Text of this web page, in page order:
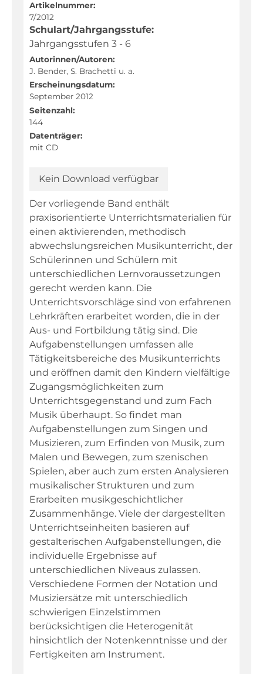
Geographie
Geschichte
Kunst
Latein
Mathematik
Musik
Naturwissenschaften
Philosophie
Religion
Sachunterricht
Sport
Technik
Textillehre
Weltkunde
Wirtschaft/Politik
Warenkorb
Kontakt
Fachportal
Artikelnummer:
7/2012
Schulart/Jahrgangsstufe:
Jahrgangsstufen 3 - 6
Autorinnen/Autoren:
J. Bender, S. Brachetti u. a.
Erscheinungsdatum:
September 2012
Seitenzahl:
144
Datenträger:
mit CD
Kein Download verfügbar
Der vorliegende Band enthält
praxisorientierte Unterrichtsmaterialien für
einen aktivierenden, methodisch
abwechslungsreichen Musikunterricht, der
Schülerinnen und Schülern mit
unterschiedlichen Lernvoraussetzungen
gerecht werden kann. Die
Unterrichtsvorschläge sind von erfahrenen
Lehrkräften erarbeitet worden, die in der
Aus- und Fortbildung tätig sind. Die
Aufgabenstellungen umfassen alle
Tätigkeitsbereiche des Musikunterrichts
und eröffnen damit den Kindern vielfältige
Zugangsmöglichkeiten zum
Unterrichtsgegenstand und zum Fach
Musik überhaupt. So findet man
Aufgabenstellungen zum Singen und
Musizieren, zum Erfinden von Musik, zum
Malen und Bewegen, zum szenischen
Spielen, aber auch zum ersten Analysieren
musikalischer Strukturen und zum
Erarbeiten musikgeschichtlicher
Zusammenhänge. Viele der dargestellten
Unterrichtseinheiten basieren auf
gestalterischen Aufgabenstellungen, die
individuelle Ergebnisse auf
unterschiedlichen Niveaus zulassen.
Verschiedene Formen der Notation und
Musiziersätze mit unterschiedlich
schwierigen Einzelstimmen
berücksichtigen die Heterogenität
hinsichtlich der Notenkenntnisse und der
Fertigkeiten am Instrument.